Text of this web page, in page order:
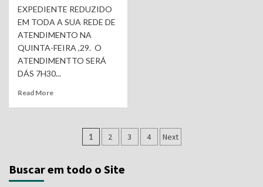
EXPEDIENTE REDUZIDO
EM TODA A SUA REDE DE
ATENDIMENTO NA
QUINTA-FEIRA ,29. O
ATENDIMENTTO SERÁ
DÁS 7H30...
Read More
Navegação
posts
1 2 3 4 Next
Buscar em todo o Site